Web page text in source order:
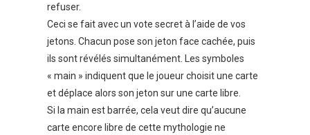
refuser.
Ceci se fait avec un vote secret à l’aide de vos
jetons. Chacun pose son jeton face cachée, puis
ils sont révélés simultanément. Les symboles
« main » indiquent que le joueur choisit une carte
et déplace alors son jeton sur une carte libre.
Si la main est barrée, cela veut dire qu’aucune
carte encore libre de cette mythologie ne